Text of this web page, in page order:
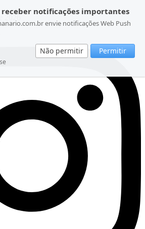
notificações importantes
envie notificações Web Push
Não permitir Permitir
2026